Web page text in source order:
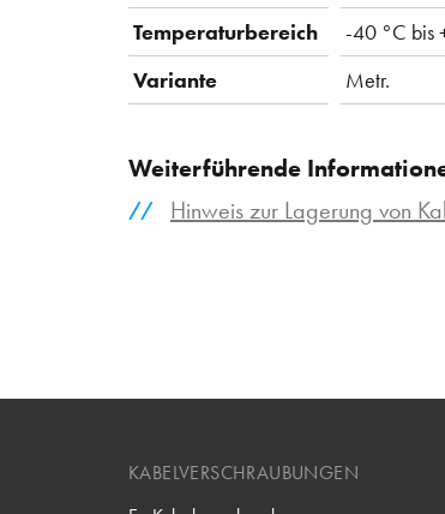
Temperaturbereich
-40 °C bis
Variante
Metr.
Weiterführende
Hinweis zur Lagerung von
KABELVERSCHRAUBUNGEN